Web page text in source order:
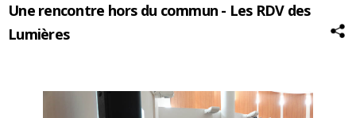
Une rencontre hors du commun - Les RDV des
Lumières